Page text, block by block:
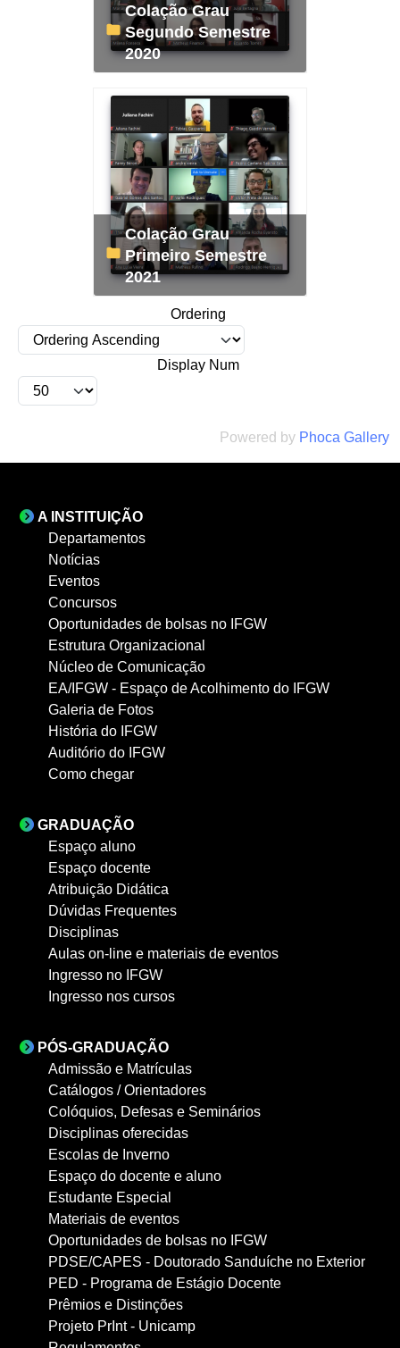
Colação Grau
Segundo Semestre
2020
Colação Grau
Primeiro Semestre
2021
Ordering
Display Num
Powered by Phoca Gallery
A INSTITUIÇÃO
Departamentos
Notícias
Eventos
Concursos
Oportunidades de bolsas no IFGW
Estrutura Organizacional
Núcleo de Comunicação
EA/IFGW - Espaço de Acolhimento do IFGW
Galeria de Fotos
História do IFGW
Auditório do IFGW
Como chegar
GRADUAÇÃO
Espaço aluno
Espaço docente
Atribuição Didática
Dúvidas Frequentes
Disciplinas
Aulas on-line e materiais de eventos
Ingresso no IFGW
Ingresso nos cursos
PÓS-GRADUAÇÃO
Admissão e Matrículas
Catálogos / Orientadores
Colóquios, Defesas e Seminários
Disciplinas oferecidas
Escolas de Inverno
Espaço do docente e aluno
Estudante Especial
Materiais de eventos
Oportunidades de bolsas no IFGW
PDSE/CAPES - Doutorado Sanduíche no Exterior
PED - Programa de Estágio Docente
Prêmios e Distinções
Projeto PrInt - Unicamp